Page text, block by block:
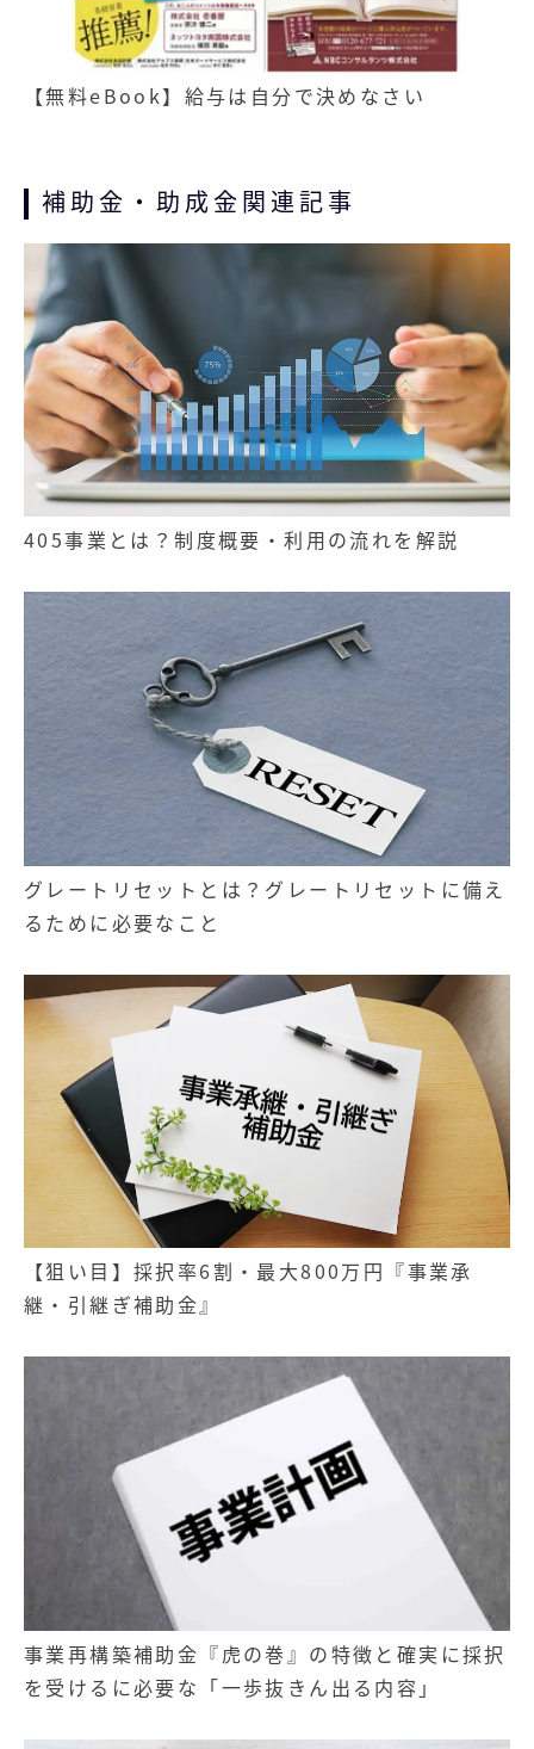
記事
無料お役立ち資料
経営セミナー
【無料eBook】給与は自分で決めなさい
補助金・助成金関連記事
405事業とは？制度概要・利用の流れを解説
グレートリセットとは？グレートリセットに備え
るために必要なこと
【狙い目】採択率6割・最大800万円『事業承
継・引継ぎ補助金』
事業再構築補助金『虎の巻』の特徴と確実に採択
を受けるに必要な「一歩抜きん出る内容」